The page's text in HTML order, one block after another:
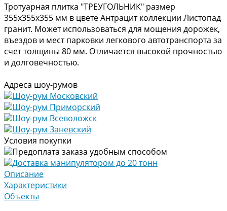
Тротуарная плитка "ТРЕУГОЛЬНИК" размер
355х355х355 мм в цвете Антрацит коллекции Листопад
гранит. Может использоваться для мощения дорожек,
въездов и мест парковки легкового автотранспорта за
счет толщины 80 мм. Отличается высокой прочностью
и долговечностью.
Адреса шоу-румов
Шоу-рум Московский
Шоу-рум Приморский
Шоу-рум Всеволожск
Шоу-рум Заневский
Условия покупки
Предоплата заказа удобным способом
Доставка манипулятором до 20 тонн
Описание
Характеристики
Объекты